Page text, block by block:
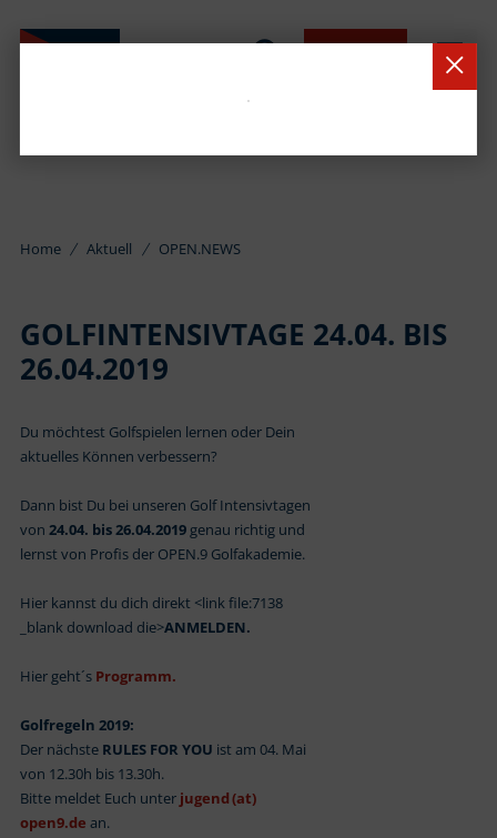
Home Aktuell OPEN.NEWS
GOLFINTENSIVTAGE 24.04. BIS
26.04.2019
Du möchtest Golfspielen lernen oder Dein
aktuelles Können verbessern?
Dann bist Du bei unseren Golf Intensivtagen
von 24.04. bis 26.04.2019genau richtig und
lernst von Profis der OPEN.9 Golfakademie.
Hier kannst du dich direkt <link file:7138
_blank download die>ANMELDEN.
Hier geht´s Programm.
Golfregeln 2019:
Der nächste RULES FOR YOU ist am 04. Mai
von 12.30h bis 13.30h.
Bitte meldet Euch unter jugend (at)
open9.de an.